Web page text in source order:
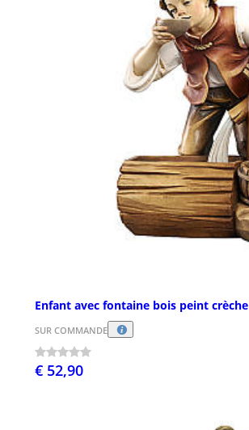
Enfant avec fontaine bois peint
SUR COMMANDE
€ 52,90